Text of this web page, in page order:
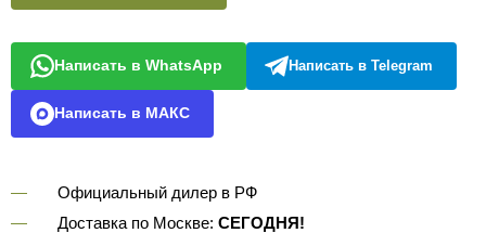
Написать в WhatsApp Написать в Telegram
Написать в МАКС
Официальный дилер в РФ
Доставка по Москве: СЕГОДНЯ!